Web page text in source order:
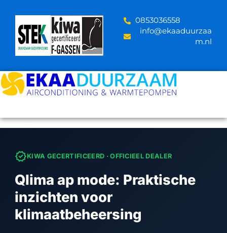
content
‪0853036558
info@ekaaduurzaa
m.nl
verifiedKIWA GECERTIFICEERD · OFFICIEEL DEALER
Qlima ap mode: Praktische
inzichten voor
klimaatbeheersing